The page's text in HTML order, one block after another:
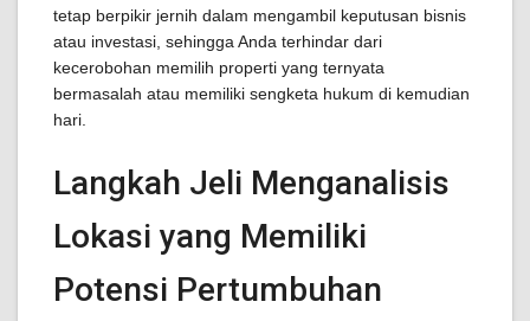
tetap berpikir jernih dalam mengambil keputusan bisnis
atau investasi, sehingga Anda terhindar dari
kecerobohan memilih properti yang ternyata
bermasalah atau memiliki sengketa hukum di kemudian
hari.
Langkah Jeli Menganalisis
Lokasi yang Memiliki
Potensi Pertumbuhan